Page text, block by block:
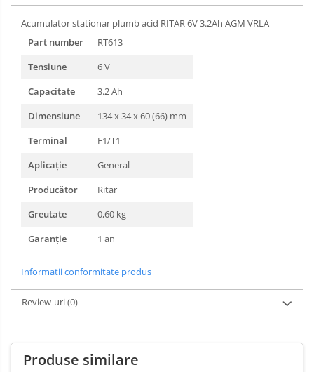
Acumulator stationar plumb acid RITAR 6V 3.2Ah AGM VRLA
Part number
RT613
Tensiune
6 V
Capacitate
3.2 Ah
Dimensiune
134 x 34 x 60 (66) mm
Terminal
F1/T1
Aplicație
General
Producător
Ritar
Greutate
0,60 kg
Garanție
1 an
Informatii conformitate produs
Review-uri(0)
Produse similare